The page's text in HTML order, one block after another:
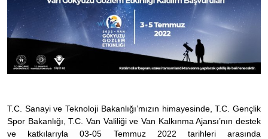
T.C. Sanayi ve Teknoloji Bakanlığı’mızın himayesinde, T.C. Gençlik
Spor Bakanlığı, T.C. Van Valiliği ve Van Kalkınma Ajansı’nın destek
ve katkılarıyla 03-05 Temmuz 2022 tarihleri arasında